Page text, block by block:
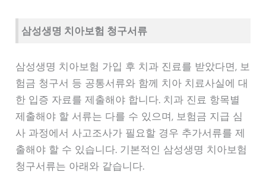
삼성생명 치아보험 청구서류
삼성생명 치아보험 가입 후 치과 진료를 받았다면, 보
험금 청구서 등 공통서류와 함께 치아 치료사실에 대
한 입증 자료를 제출해야 합니다. 치과 진료 항목별
제출해야 할 서류는 다를 수 있으며, 보험금 지급 심
사 과정에서 사고조사가 필요할 경우 추가서류를 제
출해야 할 수 있습니다. 기본적인 삼성생명 치아보험
청구서류는 아래와 같습니다.